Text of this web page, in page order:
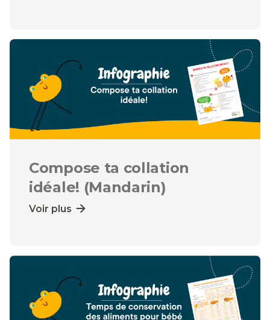
Compose ta collation
idéale! (Mandarin)
Voir plus